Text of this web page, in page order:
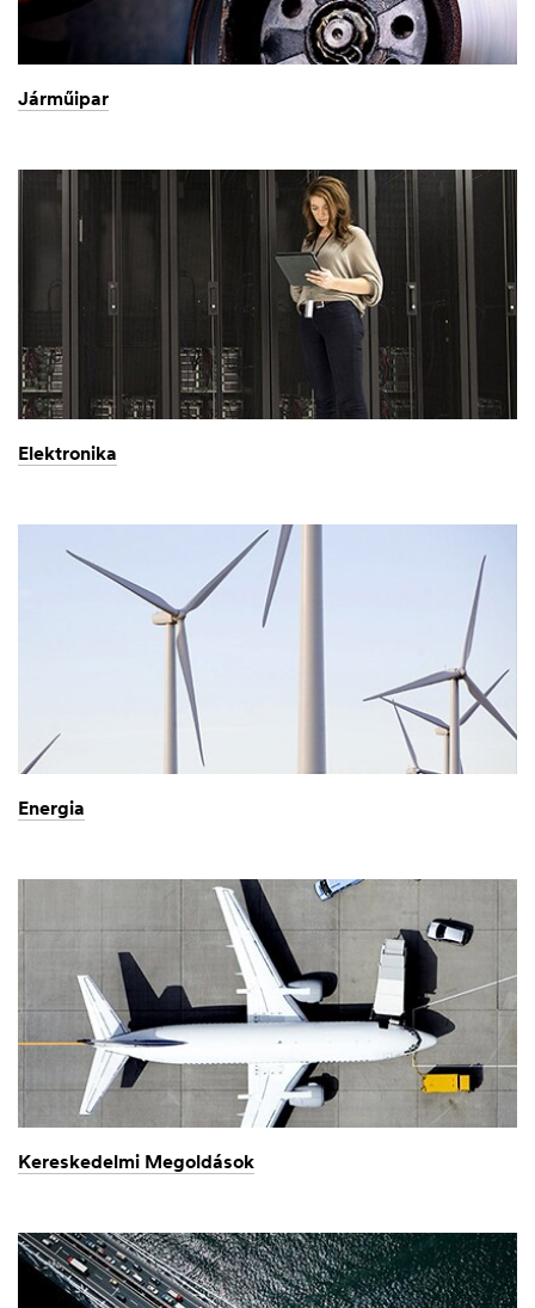
Járműipar
Elektronika
Energia
Kereskedelmi Megoldások